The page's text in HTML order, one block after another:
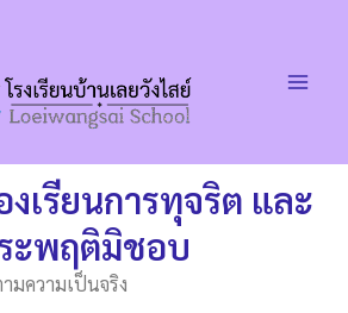
งเรียนการทุจริต และ
ะพฤติมิชอบ
มความเป็นจริง